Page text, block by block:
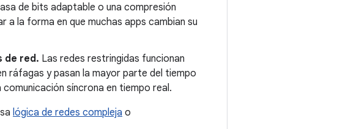
de bits adaptable o una compresión
a la forma en que muchas apps cambian su
de red. Las redes restringidas funcionan
ráfagas y pasan la mayor parte del tiempo
síncrona en tiempo real.
lógica de redes compleja o